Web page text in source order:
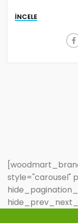
INCELE
style="carousel"